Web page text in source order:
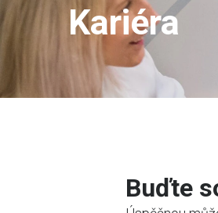
Kariéra
Buďte